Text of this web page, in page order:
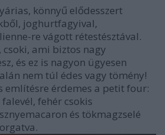
könnyű elődesszert
joghurtfagyival,
re vágott rétestésztával.
csoki, ami biztos nagy
és ez is nagyon ügyesen
nem túl édes vagy tömény!
említésre érdemes a petit four:
fehér csokis
és tökmagzselé